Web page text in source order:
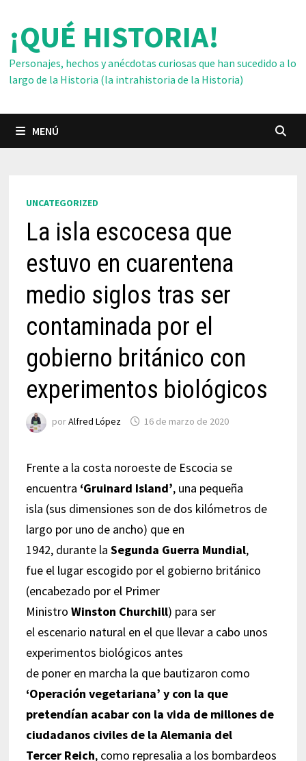
contenido
¡QUÉ HISTORIA!
Personajes, hechos y anécdotas curiosas que han sucedido a lo
largo de la Historia (la intrahistoria de la Historia)
MENÚ
UNCATEGORIZED
La isla escocesa que
estuvo en cuarentena
medio siglos tras ser
contaminada por el
gobierno británico con
experimentos biológicos
porAlfred López 16 de marzo de 2020
Frente a la costa noroeste de Escocia se
encuentra ‘Gruinard Island’, una pequeña
isla (sus dimensiones son de dos kilómetros de
largo por uno de ancho) que en
1942, durante la Segunda Guerra Mundial,
fue el lugar escogido por el gobierno británico
(encabezado por el Primer
Ministro Winston Churchill) para ser
el escenario natural en el que llevar a cabo unos
experimentos biológicos antes
de poner en marcha la que bautizaron como
‘Operación vegetariana’ y con la que
pretendían acabar con la vida de millones de
ciudadanos civiles de la Alemania del
Tercer Reich, como represalia a los bombardeos